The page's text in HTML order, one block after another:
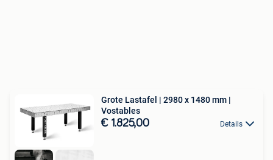
Grote Lastafel | 2980 x 1480 mm |
Vostables
€ 1.825,00 Details